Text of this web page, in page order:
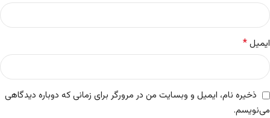
ایمیل*
ذخیره نام، ایمیل و وبسایت من در مرورگر برای زمانی که دوباره دیدگاهی
می‌نویسم.